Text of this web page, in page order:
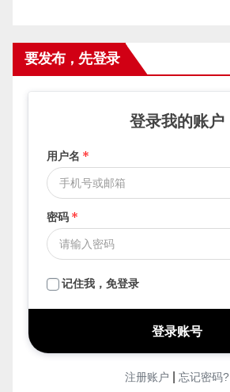
要发布，先登录
登录我的账户
用户名 *
密码 *
记住我，免登录
注册账户 忘记密码?